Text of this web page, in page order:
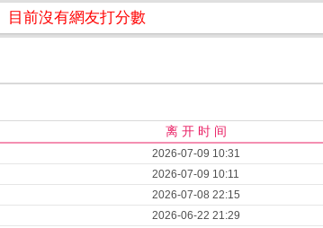
目前沒有網友打分數
离 开 时 间
2026-07-09 10:31
2026-07-09 10:11
2026-07-08 22:15
2026-06-22 21:29